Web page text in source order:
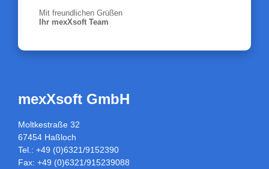
Mit freundlichen Grüßen
Ihr mexXsoft Team
mexXsoft GmbH
Moltkestraße 32
67454 Haßloch
Tel.: +49 (0)6321/9152390
Fax: +49 (0)6321/915239088